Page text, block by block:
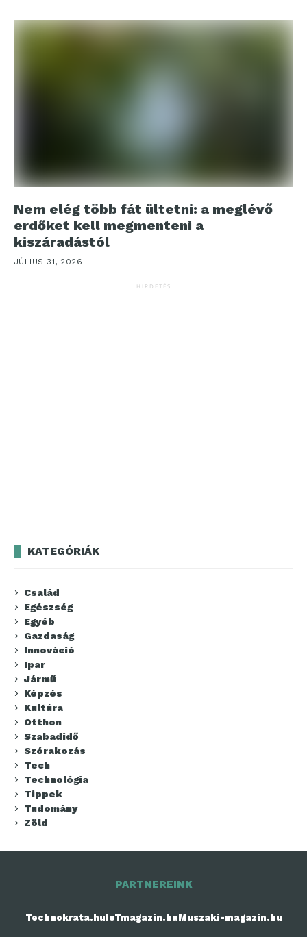
Nem elég több fát ültetni: a meglévő
erdőket kell megmenteni a
kiszáradástól
JÚLIUS 31, 2026
HIRDETÉS
KATEGÓRIÁK
Család
Egészség
Egyéb
Gazdaság
Innováció
Ipar
Jármű
Képzés
Kultúra
Otthon
Szabadidő
Szórakozás
Tech
Technológia
Tippek
Tudomány
Zöld
PARTNEREINK
Technokrata.huIoTmagazin.huMuszaki-magazin.hu